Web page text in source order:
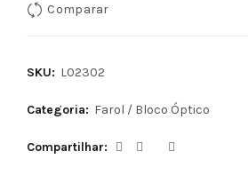
Comparar
SKU: L02302
Categoria: Farol / Bloco Óptico
Compartilhar